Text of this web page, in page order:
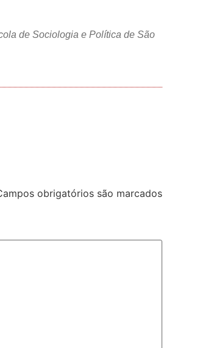
de Sociologia e Política de São
obrigatórios são marcados